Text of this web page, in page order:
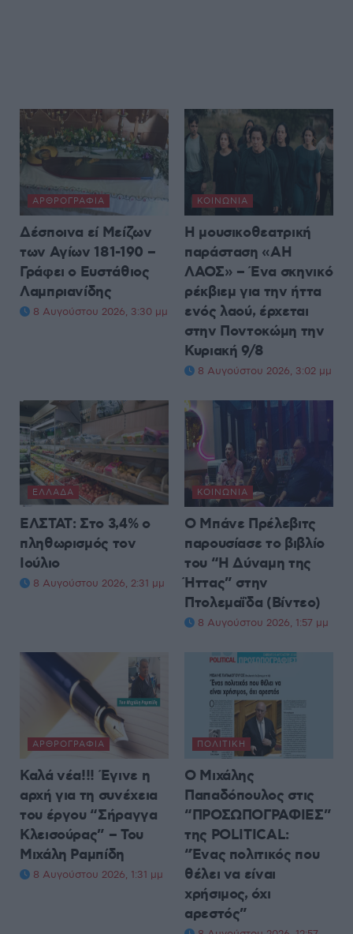
ΑΡΘΡΟΓΡΑΦΊΑ
Δέσποινα εί Μείζων
των Αγίων 181-190 –
Γράφει ο Ευστάθιος
Λαμπριανίδης
8 Αυγούστου 2026, 3:30 μμ
ΚΟΙΝΩΝΊΑ
Η μουσικοθεατρική
παράσταση «ΑΗ
ΛΑΟΣ» – Ένα σκηνικό
ρέκβιεμ για την ήττα
ενός λαού, έρχεται
στην Ποντοκώμη την
Κυριακή 9/8
8 Αυγούστου 2026, 3:02 μμ
ΕΛΛΆΔΑ
ΕΛΣΤΑΤ: Στο 3,4% ο
πληθωρισμός τον
Ιούλιο
8 Αυγούστου 2026, 2:31 μμ
ΚΟΙΝΩΝΊΑ
Ο Μπάνε Πρέλεβιτς
παρουσίασε το βιβλίο
του “Η Δύναμη της
Ήττας” στην
Πτολεμαΐδα (Βίντεο)
8 Αυγούστου 2026, 1:57 μμ
ΑΡΘΡΟΓΡΑΦΊΑ
Καλά νέα!!! Έγινε η
αρχή για τη συνέχεια
του έργου “Σήραγγα
Κλεισούρας” – Του
Μιχάλη Ραμπίδη
8 Αυγούστου 2026, 1:31 μμ
ΠΟΛΙΤΙΚΉ
Ο Μιχάλης
Παπαδόπουλος στις
“ΠΡΟΣΩΠΟΓΡΑΦΙΕΣ”
της POLITICAL:
“Ένας πολιτικός που
θέλει να είναι
χρήσιμος, όχι
αρεστός”